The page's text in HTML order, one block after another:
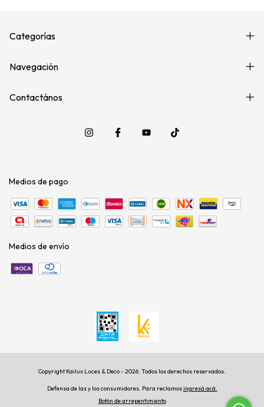
Categorías
Navegación
Contactános
Medios de pago
Medios de envío
Copyright Kailux Luces & Deco - 2026. Todos los derechos reservados.
Defensa de las y los consumidores. Para reclamosingresá acá.
Botón de arrepentimiento